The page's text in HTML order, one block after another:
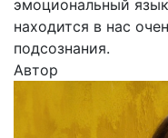
эмоциональный
находится в нас
подсознания.
Автор